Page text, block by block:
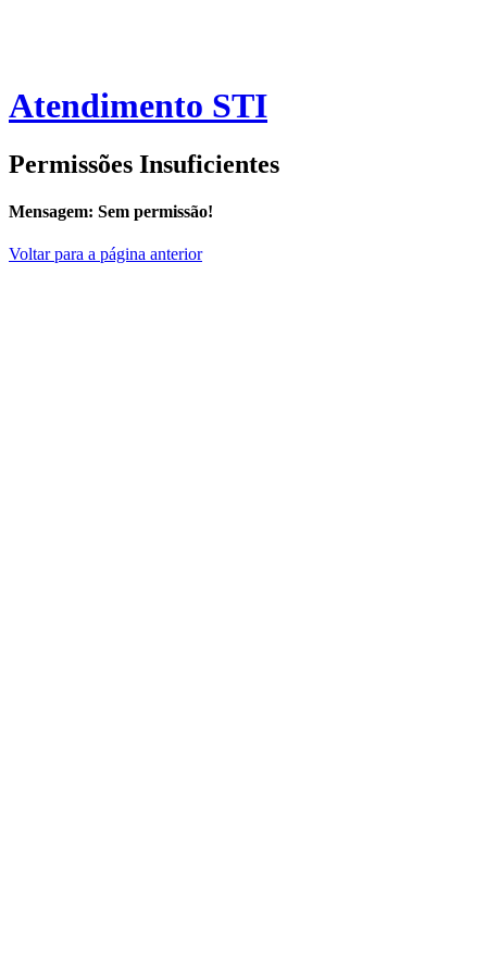
Atendimento STI
Permissões Insuficientes
Mensagem: Sem permissão!
Voltar para a página anterior